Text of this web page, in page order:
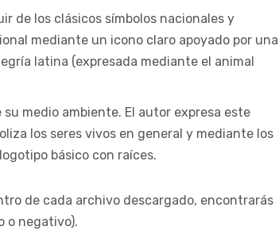
de los clásicos símbolos nacionales y
mediante un icono claro apoyado por una
latina (expresada mediante el animal
medio ambiente. El autor expresa este
los seres vivos en general y mediante los
básico con raíces.
de cada archivo descargado, encontrarás
o negativo).